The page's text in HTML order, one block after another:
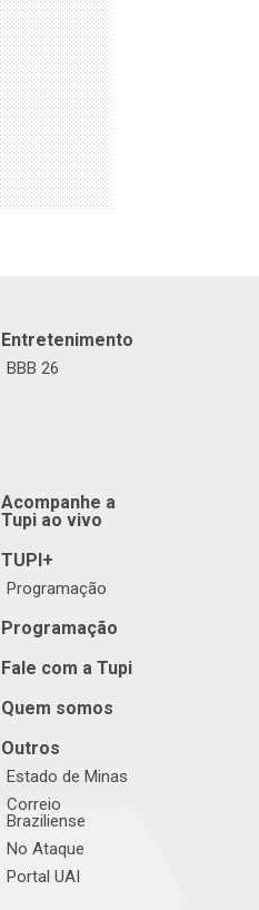
Entretenimento
BBB 26
Acompanhe a
Tupi ao vivo
TUPI+
Programação
Programação
Fale com a Tupi
Quem somos
Outros
Estado de Minas
Correio
Braziliense
No Ataque
Portal UAI